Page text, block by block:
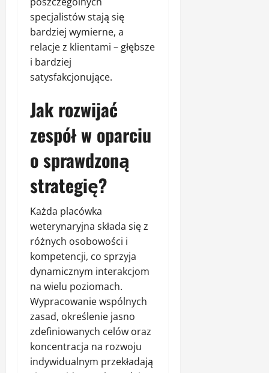
specjalistów stają się
bardziej wymierne, a
relacje z klientami – głębsze
i bardziej
satysfakcjonujące.
Jak rozwijać
zespół w oparciu
o sprawdzoną
strategię?
Każda placówka
weterynaryjna składa się z
różnych osobowości i
kompetencji, co sprzyja
dynamicznym interakcjom
na wielu poziomach.
Wypracowanie wspólnych
zasad, określenie jasno
zdefiniowanych celów oraz
koncentracja na rozwoju
indywidualnym przekładają